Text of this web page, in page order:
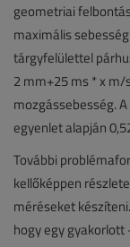
geometriai
maximális
tárgyfelülettel
2 mm+25 ms * x m/
mozgássebesség.
egyenlet alapján
További
kellőképpen
méréseket
hogy egy